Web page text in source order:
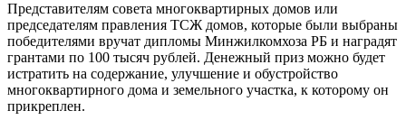
Представителям совета многоквартирных домов или
председателям правления ТСЖ домов, которые были выбраны
победителями вручат дипломы Минжилкомхоза РБ и наградят
грантами по 100 тысяч рублей. Денежный приз можно будет
истратить на содержание, улучшение и обустройство
многоквартирного дома и земельного участка, к которому он
прикреплен.